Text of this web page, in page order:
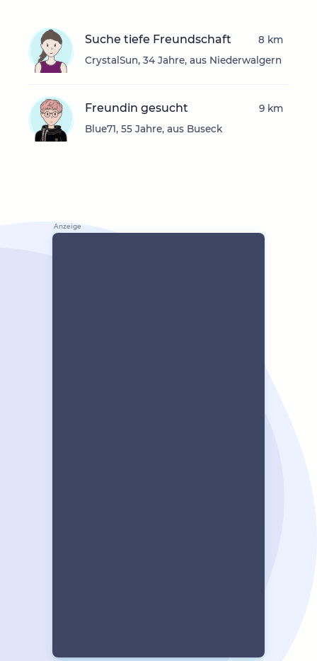
Suche tiefe Freundschaft
CrystalSun, 34 Jahre, aus Niederwalgern
8 km
Freundin gesucht
Blue71, 55 Jahre, aus Buseck
9 km